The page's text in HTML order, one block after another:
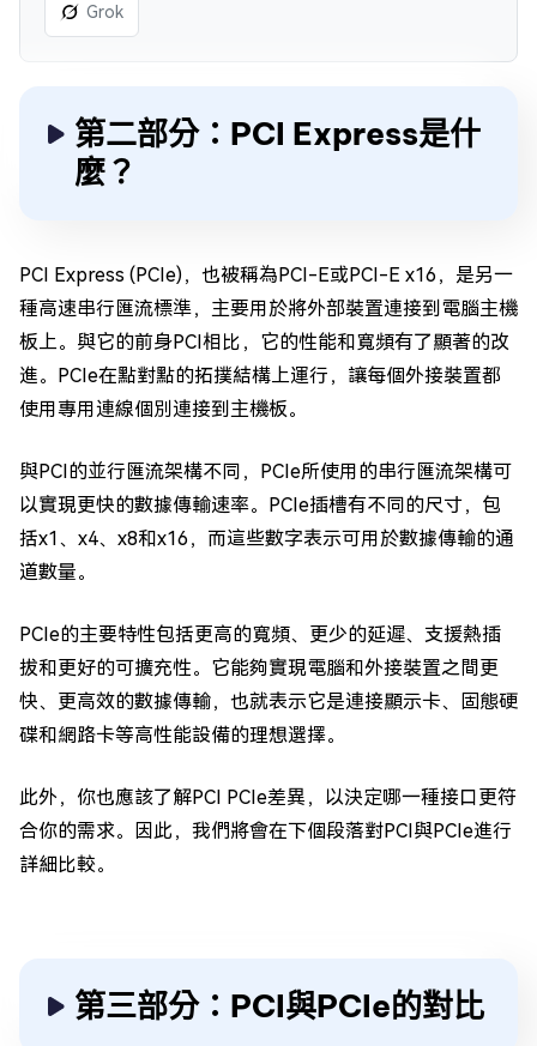
Grok
第二部分：PCI Express是什
麼？
PCI Express (PCIe)，也被稱為PCI-E或PCI-E x16，是另一
種高速串行匯流標準，主要用於將外部裝置連接到電腦主機
板上。與它的前身PCI相比，它的性能和寬頻有了顯著的改
進。PCIe在點對點的拓撲結構上運行，讓每個外接裝置都
使用專用連線個別連接到主機板。
與PCI的並行匯流架構不同，PCIe所使用的串行匯流架構可
以實現更快的數據傳輸速率。PCIe插槽有不同的尺寸，包
括x1、x4、x8和x16，而這些數字表示可用於數據傳輸的通
道數量。
PCIe的主要特性包括更高的寬頻、更少的延遲、支援熱插
拔和更好的可擴充性。它能夠實現電腦和外接裝置之間更
快、更高效的數據傳輸，也就表示它是連接顯示卡、固態硬
碟和網路卡等高性能設備的理想選擇。
此外，你也應該了解PCI PCIe差異，以決定哪一種接口更符
合你的需求。因此，我們將會在下個段落對PCI與PCIe進行
詳細比較。
第三部分：PCI與PCIe的對比